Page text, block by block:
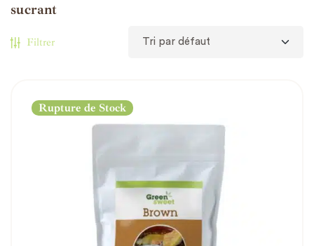
sucrant
Filtrer
Rupture de Stock